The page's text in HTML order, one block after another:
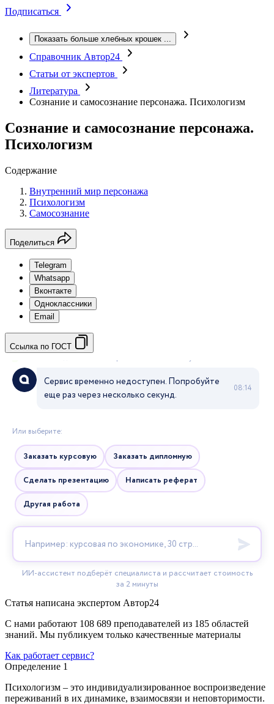
Подписаться
Показать больше хлебных крошек ...
Справочник Автор24
Статьи от экспертов
Литература
Сознание и самосознание персонажа. Психологизм
Сознание и самосознание персонажа.
Психологизм
Содержание
Внутренний мир персонажа
Психологизм
Самосознание
Поделиться
Telegram
Whatsapp
Вконтакте
Одноклассники
Email
Ссылка по ГОСТ
Статья написана экспертом Автор24
С нами работают 108 689 преподавателей из 185 областей
знаний. Мы публикуем только качественные материалы
Как работает сервис?
Определение 1
Психологизм – это индивидуализированное воспроизведение
переживаний в их динамике, взаимосвязи и неповторимости.